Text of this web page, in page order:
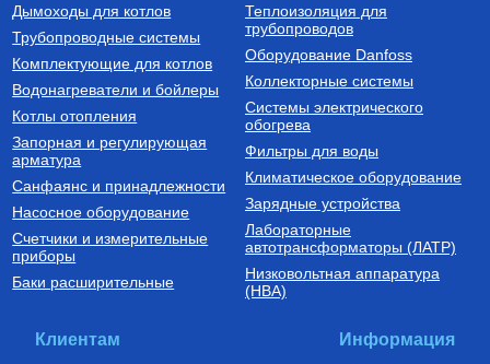
Дымоходы для котлов
Трубопроводные системы
Комплектующие для котлов
Водонагреватели и бойлеры
Котлы отопления
Запорная и регулирующая
арматура
Санфаянс и принадлежности
Насосное оборудование
Счетчики и измерительные
приборы
Баки расширительные
Теплоизоляция для
трубопроводов
Оборудование Danfoss
Коллекторные системы
Системы электрического
обогрева
Фильтры для воды
Климатическое оборудование
Зарядные устройства
Лабораторные
автотрансформаторы (ЛАТР)
Низковольтная аппаратура
(НВА)
Клиентам Информация